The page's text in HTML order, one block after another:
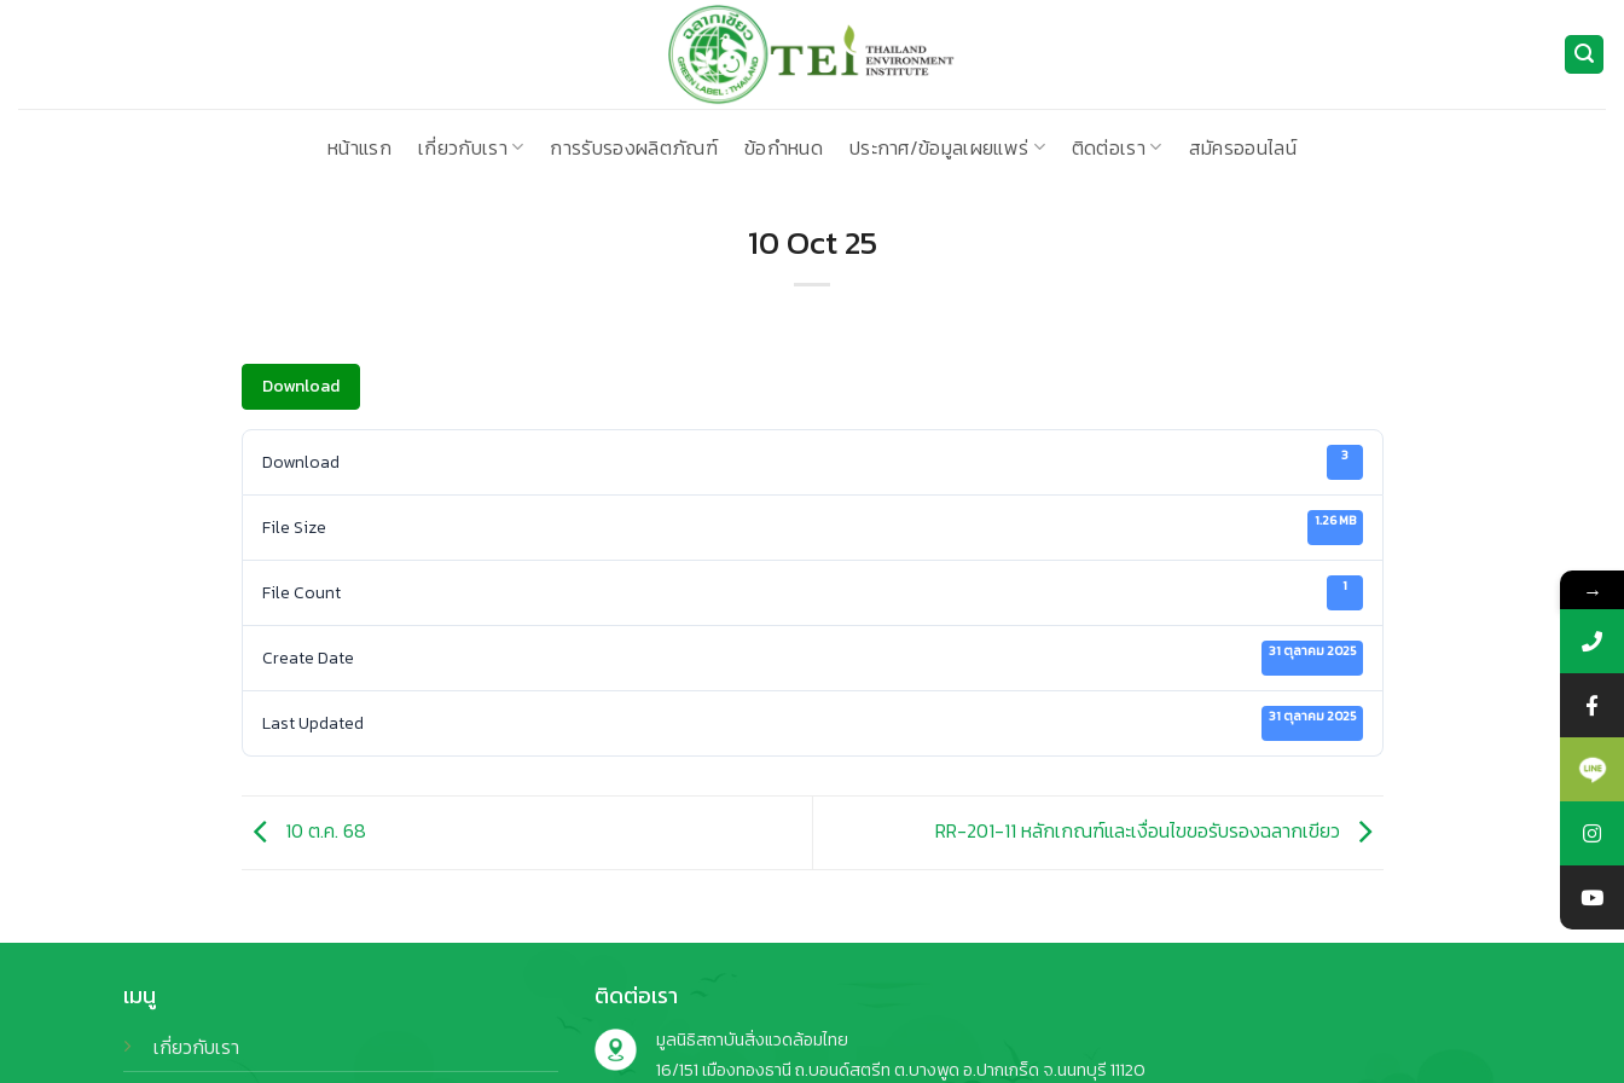
หน้าแรก
เกี่ยวกับเรา การรับรองผลิตภัณฑ์ ข้อกำหนด ประกาศ/ข้อมูลเผยแพร่ ติดต่อเรา สมัครออนไลน์
10 Oct 25
Download
Download 3
File Size 1.26 MB
File Count 1
Create Date 31 ตุลาคม 2025
Last Updated 31 ตุลาคม 2025
10 ต.ค. 68 RR-201-11 หลักเกณฑ์และเงื่อนไขขอรับรองฉลากเขียว
เมนู
เกี่ยวกับเรา
ติดต่อเรา
มูลนิธิสถาบันสิ่งแวดล้อมไทย
16/151 เมืองทองธานี ถ.บอนด์สตรีท ต.บางพูด อ.ปากเกร็ด จ.นนทบุรี 11120
→